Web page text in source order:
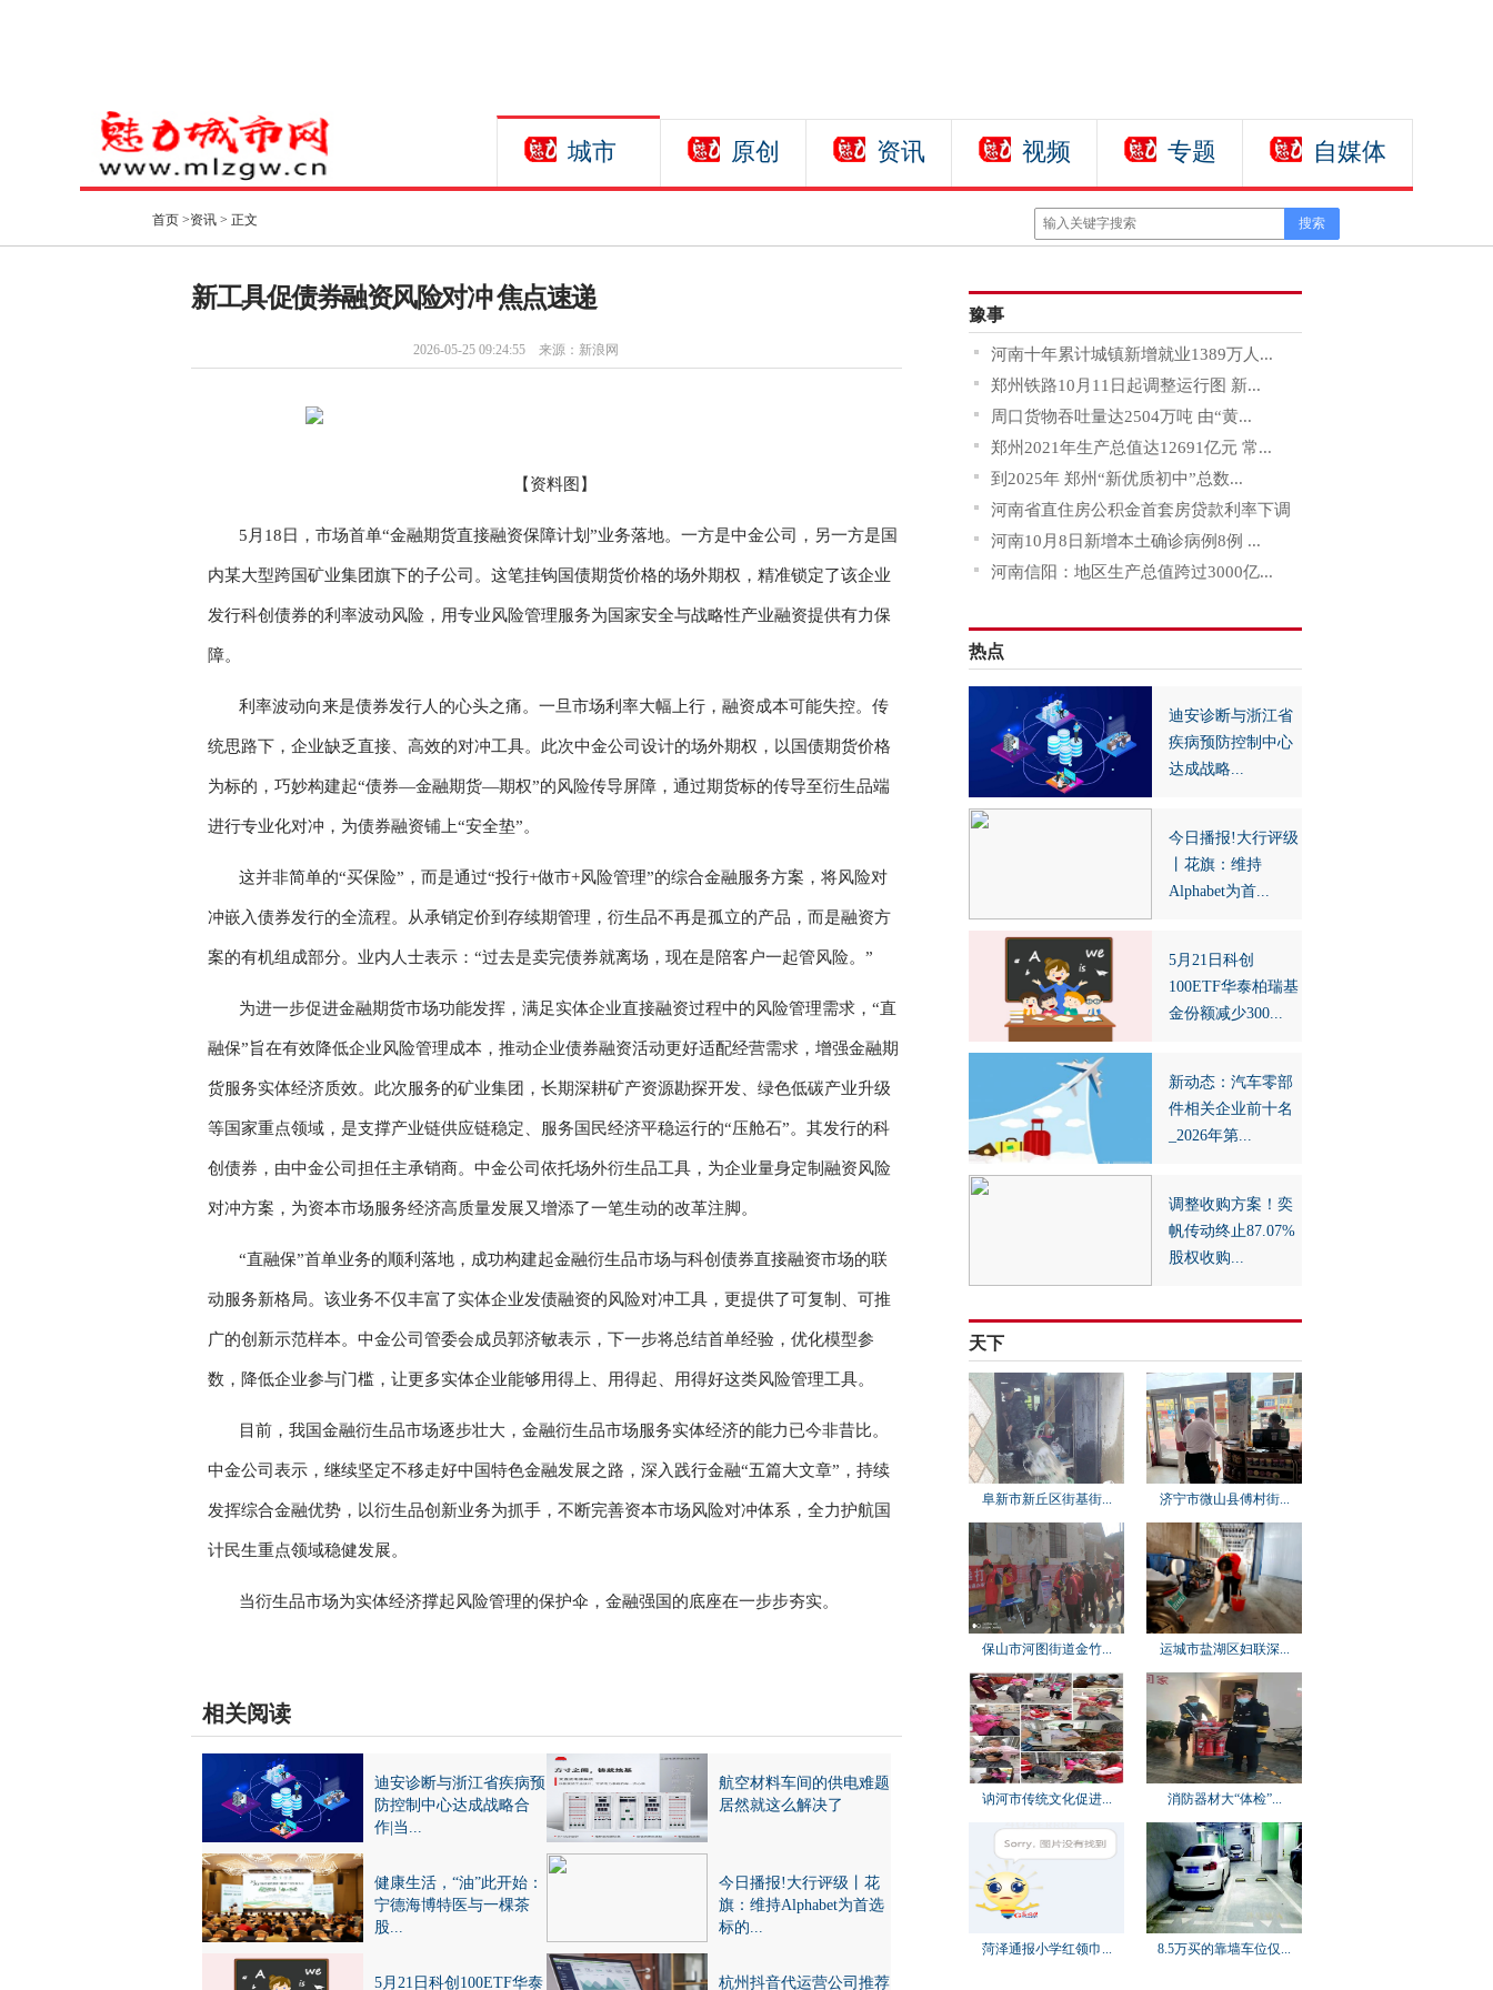
城市 原创 资讯 视频 专题 自媒体
首页 >资讯 > 正文
新工具促债券融资风险对冲 焦点速递
2026-05-25 09:24:55 来源：新浪网
【资料图】
5月18日，市场首单“金融期货直接融资保障计划”业务落地。一方是中金公司，另一方是国
内某大型跨国矿业集团旗下的子公司。这笔挂钩国债期货价格的场外期权，精准锁定了该企业
发行科创债券的利率波动风险，用专业风险管理服务为国家安全与战略性产业融资提供有力保
障。
利率波动向来是债券发行人的心头之痛。一旦市场利率大幅上行，融资成本可能失控。传
统思路下，企业缺乏直接、高效的对冲工具。此次中金公司设计的场外期权，以国债期货价格
为标的，巧妙构建起“债券—金融期货—期权”的风险传导屏障，通过期货标的传导至衍生品端
进行专业化对冲，为债券融资铺上“安全垫”。
这并非简单的“买保险”，而是通过“投行+做市+风险管理”的综合金融服务方案，将风险对
冲嵌入债券发行的全流程。从承销定价到存续期管理，衍生品不再是孤立的产品，而是融资方
案的有机组成部分。业内人士表示：“过去是卖完债券就离场，现在是陪客户一起管风险。”
为进一步促进金融期货市场功能发挥，满足实体企业直接融资过程中的风险管理需求，“直
融保”旨在有效降低企业风险管理成本，推动企业债券融资活动更好适配经营需求，增强金融期
货服务实体经济质效。此次服务的矿业集团，长期深耕矿产资源勘探开发、绿色低碳产业升级
等国家重点领域，是支撑产业链供应链稳定、服务国民经济平稳运行的“压舱石”。其发行的科
创债券，由中金公司担任主承销商。中金公司依托场外衍生品工具，为企业量身定制融资风险
对冲方案，为资本市场服务经济高质量发展又增添了一笔生动的改革注脚。
“直融保”首单业务的顺利落地，成功构建起金融衍生品市场与科创债券直接融资市场的联
动服务新格局。该业务不仅丰富了实体企业发债融资的风险对冲工具，更提供了可复制、可推
广的创新示范样本。中金公司管委会成员郭济敏表示，下一步将总结首单经验，优化模型参
数，降低企业参与门槛，让更多实体企业能够用得上、用得起、用得好这类风险管理工具。
目前，我国金融衍生品市场逐步壮大，金融衍生品市场服务实体经济的能力已今非昔比。
中金公司表示，继续坚定不移走好中国特色金融发展之路，深入践行金融“五篇大文章”，持续
发挥综合金融优势，以衍生品创新业务为抓手，不断完善资本市场风险对冲体系，全力护航国
计民生重点领域稳健发展。
当衍生品市场为实体经济撑起风险管理的保护伞，金融强国的底座在一步步夯实。
相关阅读
迪安诊断与浙江省疾病预
防控制中心达成战略合
作|当...
航空材料车间的供电难题
居然就这么解决了
健康生活，“油”此开始：
宁德海博特医与一棵茶
股...
今日播报!大行评级丨花
旗：维持Alphabet为首选
标的...
5月21日科创100ETF华泰 杭州抖音代运营公司推荐
豫事
河南十年累计城镇新增就业1389万人...
郑州铁路10月11日起调整运行图 新...
周口货物吞吐量达2504万吨 由“黄...
郑州2021年生产总值达12691亿元 常...
到2025年 郑州“新优质初中”总数...
河南省直住房公积金首套房贷款利率下调
河南10月8日新增本土确诊病例8例 ...
河南信阳：地区生产总值跨过3000亿...
热点
迪安诊断与浙江省
疾病预防控制中心
达成战略...
今日播报!大行评级
丨花旗：维持
Alphabet为首...
5月21日科创
100ETF华泰柏瑞基
金份额减少300...
新动态：汽车零部
件相关企业前十名
_2026年第...
调整收购方案！奕
帆传动终止87.07%
股权收购...
天下
阜新市新丘区街基街... 济宁市微山县傅村街...
保山市河图街道金竹... 运城市盐湖区妇联深...
讷河市传统文化促进... 消防器材大“体检”...
菏泽通报小学红领巾... 8.5万买的靠墙车位仅...